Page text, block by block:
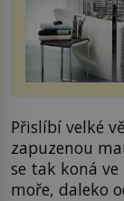
Přislíbí velké
zapuzenou
se tak koná
moře, daleko